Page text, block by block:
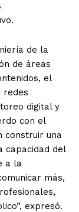
de la
de áreas
el
redes
digital y
con el
construir una
capacidad del
a la
más,
expresó.